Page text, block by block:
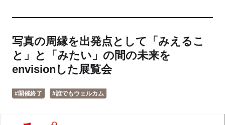
Close
写真の周縁を出発点として「みえるこ
と」と「みたい」の間の未来を
envisionした展覧会
#開催終了 #誰でもウェルカム